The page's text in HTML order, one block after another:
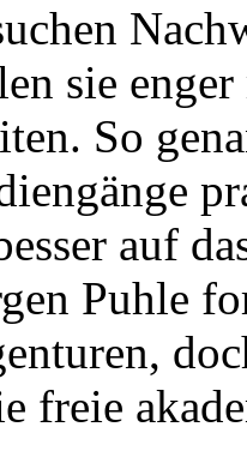
sie
So
auf
Puhle
freie